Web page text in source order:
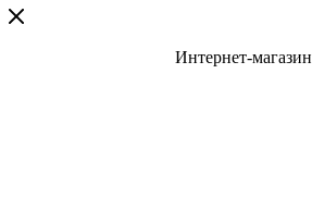
Интернет-магазин